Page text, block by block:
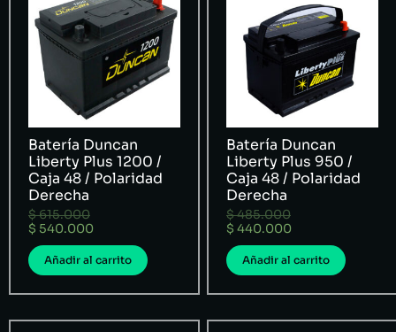
Batería Duncan
Liberty Plus 1200 /
Caja 48 / Polaridad
Derecha
$615.000
$ 540.000
Añadir al carrito
Batería Duncan
Liberty Plus 950 /
Caja 48 / Polaridad
Derecha
$485.000
$ 440.000
Añadir al carrito